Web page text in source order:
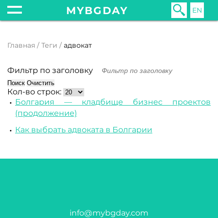
MYBGDAY EN
Главная Теги адвокат
Фильтр по заголовку
Поиск Очистить
Кол-во строк:
Болгария — кладбище бизнес проектов
(продолжение)
Как выбрать адвоката в Болгарии
info@mybgday.com